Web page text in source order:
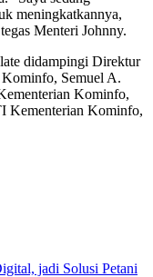
meningkatkannya,
Menteri Johnny.
didampingi Direktur
Semuel A.
Kominfo,
Kementerian Kominfo,
jadi Solusi Petani